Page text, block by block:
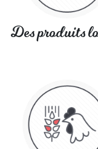
Des produits